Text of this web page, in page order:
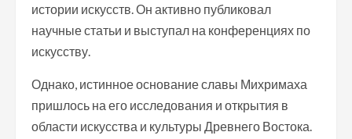
истории искусств. Он активно публиковал
научные статьи и выступал на конференциях по
искусству.
Однако, истинное основание славы Михримаха
пришлось на его исследования и открытия в
области искусства и культуры Древнего Востока.